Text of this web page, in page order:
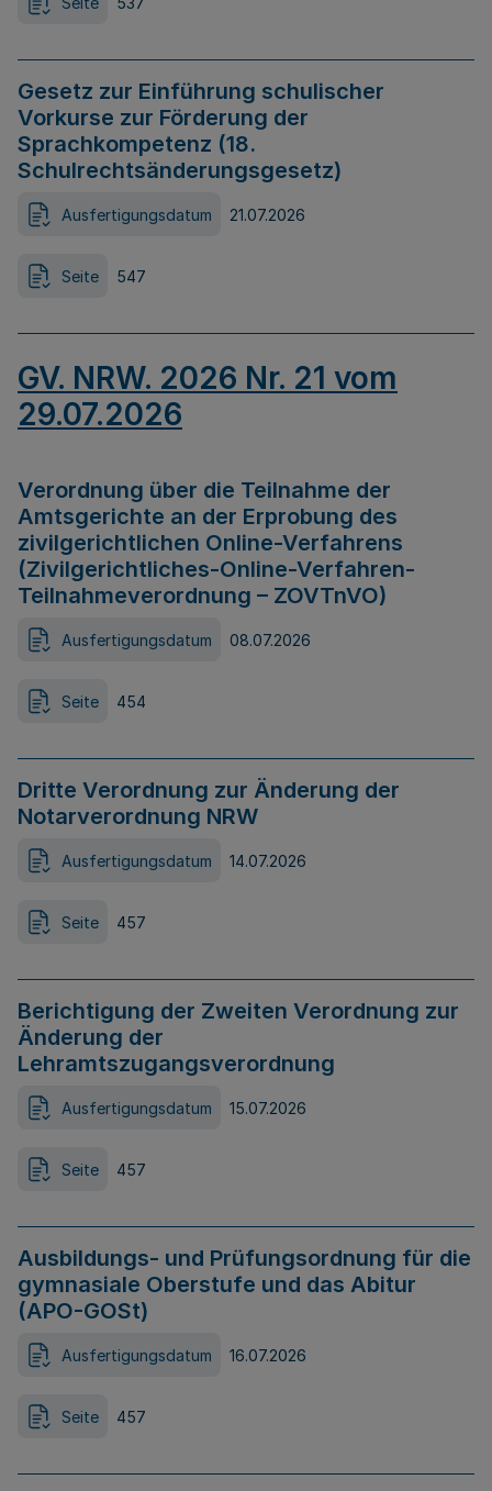
Gesetz zur Einführung schulischer
Vorkurse zur Förderung der
Sprachkompetenz (18.
Schulrechtsänderungsgesetz)
Ausfertigungsdatum 21.07.2026
Seite 547
GV. NRW. 2026 Nr. 21 vom
29.07.2026
Verordnung über die Teilnahme der
Amtsgerichte an der Erprobung des
zivilgerichtlichen Online-Verfahrens
(Zivilgerichtliches-Online-Verfahren-
Teilnahmeverordnung – ZOVTnVO)
Ausfertigungsdatum 08.07.2026
Seite 454
Dritte Verordnung zur Änderung der
Notarverordnung NRW
Ausfertigungsdatum 14.07.2026
Seite 457
Berichtigung der Zweiten Verordnung zur
Änderung der
Lehramtszugangsverordnung
Ausfertigungsdatum 15.07.2026
Seite 457
Ausbildungs- und Prüfungsordnung für die
gymnasiale Oberstufe und das Abitur
(APO-GOSt)
Ausfertigungsdatum 16.07.2026
Seite 457